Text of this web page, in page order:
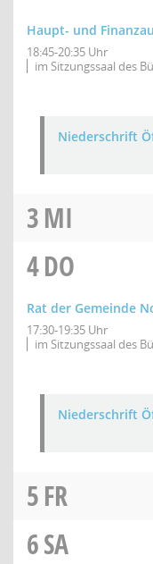
Haupt- und
18:45-20:35 Uhr
im Sitzungssaal des
Niederschrift
3MI
4DO
Rat der Gemeinde
17:30-19:35 Uhr
im Sitzungssaal des
Niederschrift
5FR
6SA